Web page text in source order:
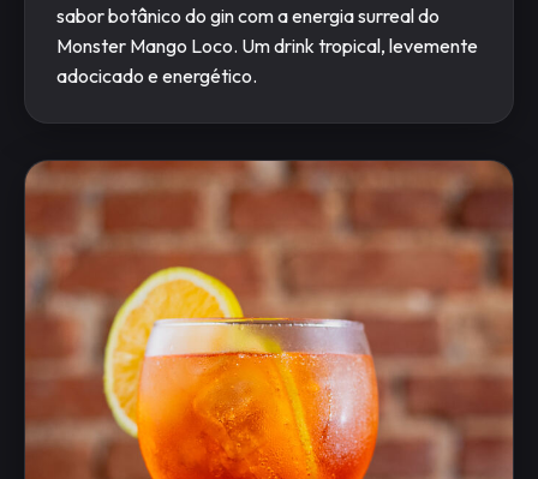
sabor botânico do gin com a energia surreal do
Monster Mango Loco. Um drink tropical, levemente
adocicado e energético.